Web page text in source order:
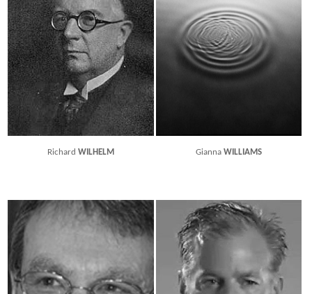
RichardWILHELM Gianna WILLIAMS